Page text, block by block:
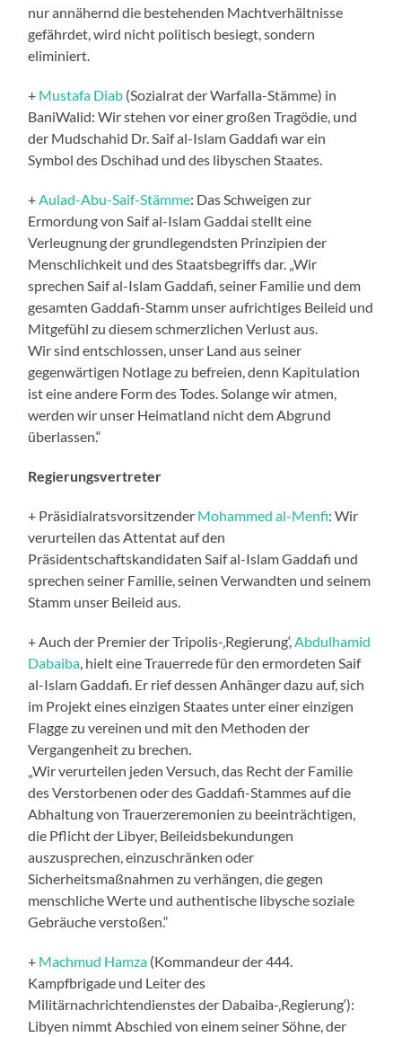
nur annähernd die bestehenden Machtverhältnisse
gefährdet, wird nicht politisch besiegt, sondern
eliminiert.
+ Mustafa Diab (Sozialrat der Warfalla-Stämme) in
BaniWalid: Wir stehen vor einer großen Tragödie, und
der Mudschahid Dr. Saif al-Islam Gaddafi war ein
Symbol des Dschihad und des libyschen Staates.
+ Aulad-Abu-Saif-Stämme: Das Schweigen zur
Ermordung von Saif al-Islam Gaddai stellt eine
Verleugnung der grundlegendsten Prinzipien der
Menschlichkeit und des Staatsbegriffs dar. „Wir
sprechen Saif al-Islam Gaddafi, seiner Familie und dem
gesamten Gaddafi-Stamm unser aufrichtiges Beileid und
Mitgefühl zu diesem schmerzlichen Verlust aus.
Wir sind entschlossen, unser Land aus seiner
gegenwärtigen Notlage zu befreien, denn Kapitulation
ist eine andere Form des Todes. Solange wir atmen,
werden wir unser Heimatland nicht dem Abgrund
überlassen.“
Regierungsvertreter
+ Präsidialratsvorsitzender Mohammed al-Menfi: Wir
verurteilen das Attentat auf den
Präsidentschaftskandidaten Saif al-Islam Gaddafi und
sprechen seiner Familie, seinen Verwandten und seinem
Stamm unser Beileid aus.
+ Auch der Premier der Tripolis-‚Regierung‘, Abdulhamid
Dabaiba , hielt eine Trauerrede für den ermordeten Saif
al-Islam Gaddafi. Er rief dessen Anhänger dazu auf, sich
im Projekt eines einzigen Staates unter einer einzigen
Flagge zu vereinen und mit den Methoden der
Vergangenheit zu brechen.
„Wir verurteilen jeden Versuch, das Recht der Familie
des Verstorbenen oder des Gaddafi-Stammes auf die
Abhaltung von Trauerzeremonien zu beeinträchtigen,
die Pflicht der Libyer, Beileidsbekundungen
auszusprechen, einzuschränken oder
Sicherheitsmaßnahmen zu verhängen, die gegen
menschliche Werte und authentische libysche soziale
Gebräuche verstoßen.“
+ Machmud Hamza (Kommandeur der 444.
Kampfbrigade und Leiter des
Militärnachrichtendienstes der Dabaiba-‚Regierung‘):
Libyen nimmt Abschied von einem seiner Söhne, der